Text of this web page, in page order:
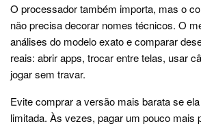
O processador também importa, mas o
não precisa decorar nomes técnicos. O
análises do modelo exato e comparar
reais: abrir apps, trocar entre telas, usar
jogar sem travar.
Evite comprar a versão mais barata se
limitada. Às vezes, pagar um pouco mais